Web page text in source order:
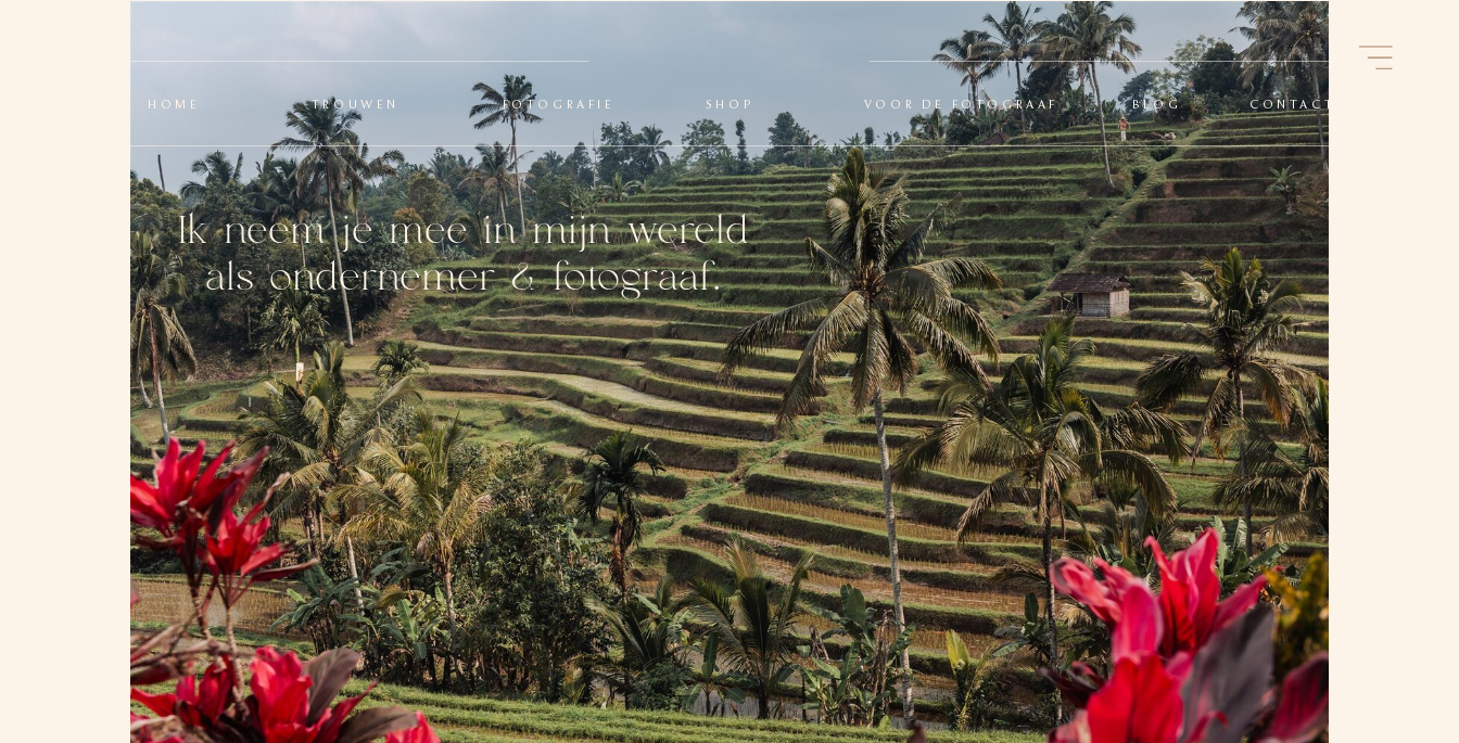
CONTACT
BLOG
VOOR DE FOTOGRAAF
SHOP
TROUWEN FOTOGRAFIE
HOME
Ik neem je mee in mijn wereld
als ondernemer & fotograaf.